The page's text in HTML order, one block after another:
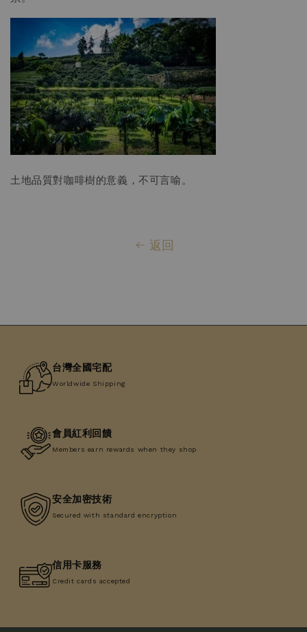
土地品質對咖啡樹的意義，不可言喻。
返回
台灣全國宅配
Worldwide Shipping
會員紅利回饋
Members earn rewards when they shop
安全加密技術
Secured with standard encryption
信用卡服務
Credit cards accepted